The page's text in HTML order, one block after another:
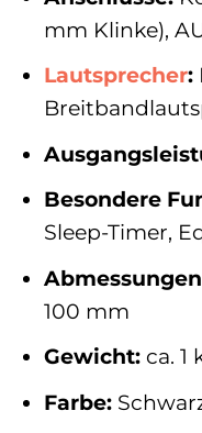
mm Klinke),
Lautsprecher:
Besondere
Sleep-Timer,
100 mm
Gewicht:ca. 1
Farbe: